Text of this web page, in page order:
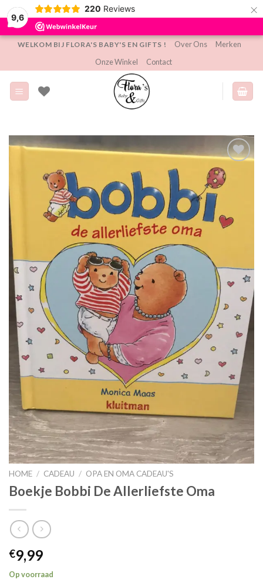
9,6
220 Reviews ×
inhoud
WELKOM BIJ FLORA'S BABY'S EN GIFTS ! Over Ons
Merken
Onze Winkel
Contact
Toevoegen
verlanglijst
HOME / CADEAU / OPA EN OMA CADEAU'S
Boekje Bobbi De Allerliefste Oma
€9,99
Op voorraad